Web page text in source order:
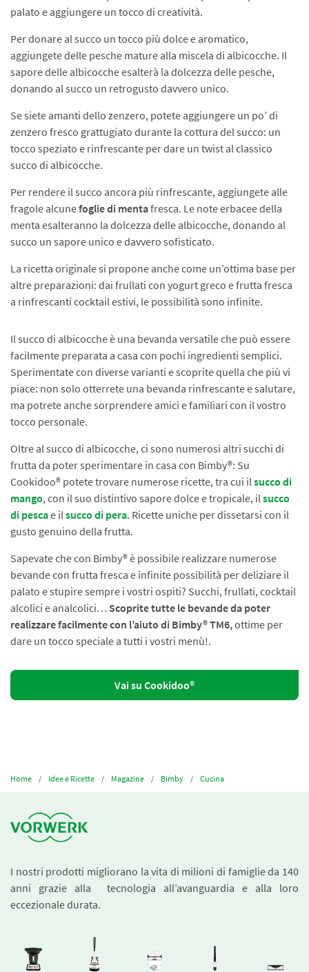
palato e aggiungere un tocco di creatività.
Per donare al succo un tocco più dolce e aromatico,
aggiungete delle pesche mature alla miscela di albicocche. Il
sapore delle albicocche esalterà la dolcezza delle pesche,
donando al succo un retrogusto davvero unico.
Se siete amanti dello zenzero, potete aggiungere un po’ di
zenzero fresco grattugiato durante la cottura del succo: un
tocco speziato e rinfrescante per dare un twist al classico
succo di albicocche.
Per rendere il succo ancora più rinfrescante, aggiungete alle
fragole alcunefoglie di mentafresca. Le note erbacee della
menta esalteranno la dolcezza delle albicocche, donando al
succo un sapore unico e davvero sofisticato.
La ricetta originale si propone anche come un’ottima base per
altre preparazioni: dai frullati con yogurt greco e frutta fresca
a rinfrescanti cocktail estivi, le possibilità sono infinite.
Il succo di albicocche è una bevanda versatile che può essere
facilmente preparata a casa con pochi ingredienti semplici.
Sperimentate con diverse varianti e scoprite quella che più vi
piace: non solo otterrete una bevanda rinfrescante e salutare,
ma potrete anche sorprendere amici e familiari con il vostro
tocco personale.
Oltre al succo di albicocche, ci sono numerosi altri succhi di
frutta da poter sperimentare in casa con Bimby®: Su
Cookidoo® potete trovare numerose ricette, tra cui il succo di
mango, con il suo distintivo sapore dolce e tropicale, il succo
di pescae il succo di pera. Ricette uniche per dissetarsi con il
gusto genuino della frutta.
Sapevate che con Bimby® è possibile realizzare numerose
bevande con frutta fresca e infinite possibilità per deliziare il
palato e stupire sempre i vostri ospiti? Succhi, frullati, cocktail
alcolici e analcolici… Scoprite tutte le bevande da poter
realizzare facilmente con l’aiuto di Bimby® TM6,ottime per
dare un tocco speciale a tutti i vostri menù!.
Vai su Cookidoo®
Home Idee e Ricette Magazine Bimby Cucina
I nostri prodotti migliorano la vita di milioni di famiglie da 140
anni grazie alla tecnologia all’avanguardia e alla loro
eccezionale durata.